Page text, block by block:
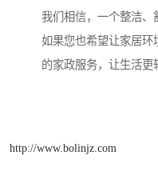
我们相信，一个整洁、
如果您也希望让家居环
的家政服务，让生活更
http://www.bolinjz.com